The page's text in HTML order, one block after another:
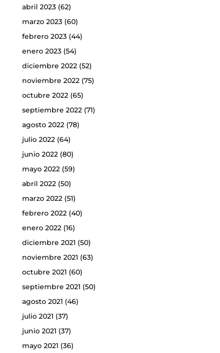
abril 2023(62)
marzo 2023(60)
febrero 2023(44)
enero 2023(54)
diciembre 2022(52)
noviembre 2022(75)
octubre 2022(65)
septiembre 2022(71)
agosto 2022(78)
julio 2022(64)
junio 2022(80)
mayo 2022(59)
abril 2022(50)
marzo 2022(51)
febrero 2022(40)
enero 2022(16)
diciembre 2021 (50)
noviembre 2021 (63)
octubre 2021 (60)
septiembre 2021 (50)
agosto 2021 (46)
julio 2021 (37)
junio 2021 (37)
mayo 2021 (36)